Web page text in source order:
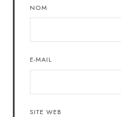
NOM
E-MAIL
SITE WEB